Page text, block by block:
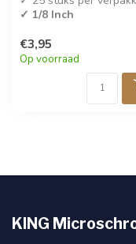
✓ 1/8 Inch
€3,95
Op voorraad
KING